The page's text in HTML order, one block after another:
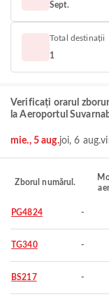
Sept.
Total destinații
1
Verificați orarul
la Aeroportul
mie., 5 aug.joi, 6 aug.
Zborul numărul.
PG4824 -
TG340 -
BS217 -